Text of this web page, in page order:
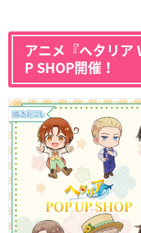
アニメ『ヘタリ
P SHOP開催！